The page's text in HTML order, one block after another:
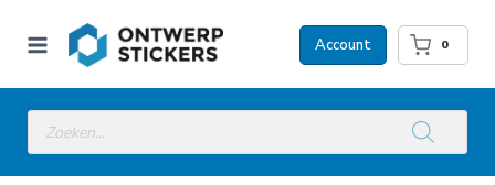
naar
Account 0
Producten
zoeken